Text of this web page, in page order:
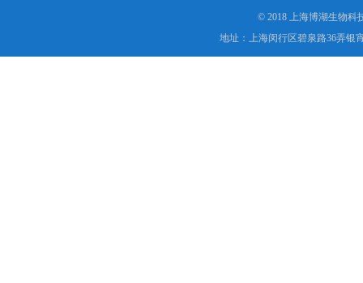
© 2018 上海博湖生物科
地址：上海闵行区碧泉路36弄银